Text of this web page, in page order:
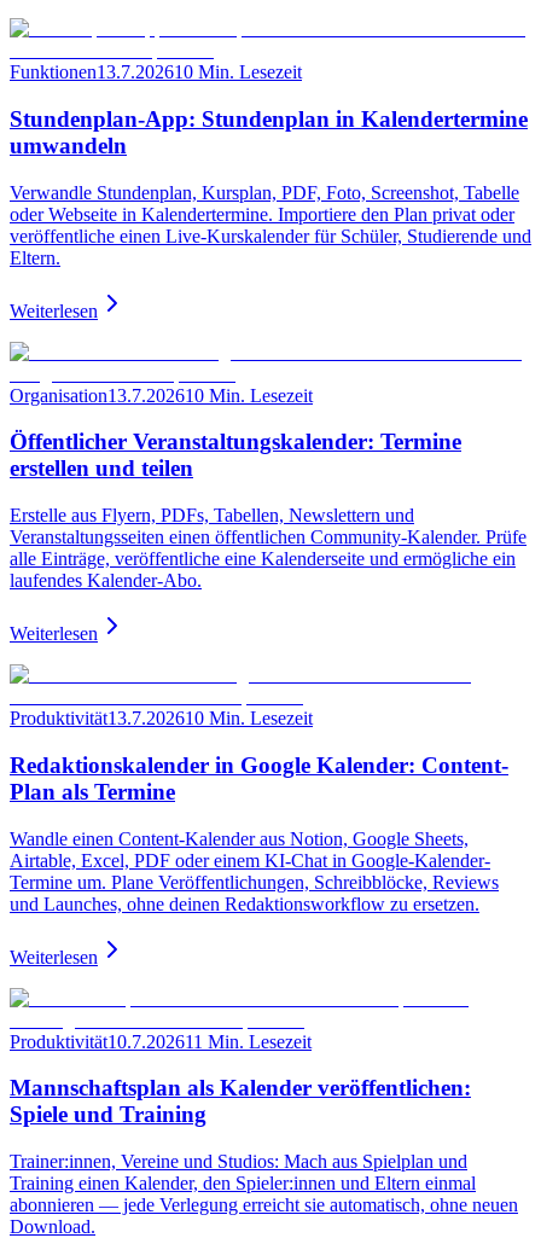
Funktionen13.7.202610 Min. Lesezeit
Stundenplan-App: Stundenplan in Kalendertermine
umwandeln
Verwandle Stundenplan, Kursplan, PDF, Foto, Screenshot, Tabelle
oder Webseite in Kalendertermine. Importiere den Plan privat oder
veröffentliche einen Live-Kurskalender für Schüler, Studierende und
Eltern.
Weiterlesen
Organisation13.7.202610 Min. Lesezeit
Öffentlicher Veranstaltungskalender: Termine
erstellen und teilen
Erstelle aus Flyern, PDFs, Tabellen, Newslettern und
Veranstaltungsseiten einen öffentlichen Community-Kalender. Prüfe
alle Einträge, veröffentliche eine Kalenderseite und ermögliche ein
laufendes Kalender-Abo.
Weiterlesen
Produktivität13.7.202610 Min. Lesezeit
Redaktionskalender in Google Kalender: Content-
Plan als Termine
Wandle einen Content-Kalender aus Notion, Google Sheets,
Airtable, Excel, PDF oder einem KI-Chat in Google-Kalender-
Termine um. Plane Veröffentlichungen, Schreibblöcke, Reviews
und Launches, ohne deinen Redaktionsworkflow zu ersetzen.
Weiterlesen
Produktivität10.7.202611 Min. Lesezeit
Mannschaftsplan als Kalender veröffentlichen:
Spiele und Training
Trainer:innen, Vereine und Studios: Mach aus Spielplan und
Training einen Kalender, den Spieler:innen und Eltern einmal
abonnieren — jede Verlegung erreicht sie automatisch, ohne neuen
Download.